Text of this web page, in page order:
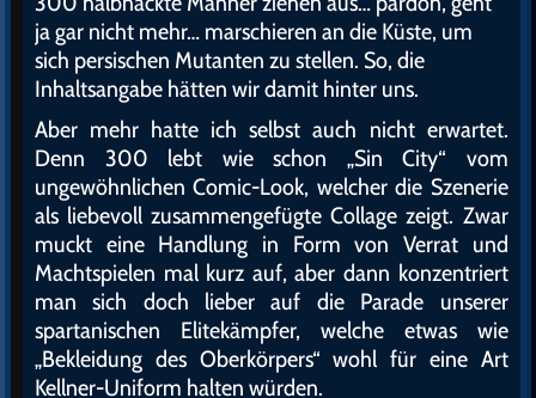
ja gar nicht mehr… marschieren an die Küste, um
sich persischen Mutanten zu stellen. So, die
Inhaltsangabe hätten wir damit hinter uns.
Aber mehr hatte ich selbst auch nicht erwartet.
Denn 300 lebt wie schon „Sin City“ vom
ungewöhnlichen Comic-Look, welcher die Szenerie
als liebevoll zusammengefügte Collage zeigt. Zwar
muckt eine Handlung in Form von Verrat und
Machtspielen mal kurz auf, aber dann konzentriert
man sich doch lieber auf die Parade unserer
spartanischen Elitekämpfer, welche etwas wie
„Bekleidung des Oberkörpers“ wohl für eine Art
Kellner-Uniform halten würden.